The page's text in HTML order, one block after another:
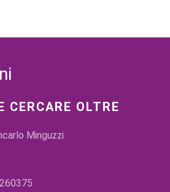
CERCARE OLTRE
Minguzzi